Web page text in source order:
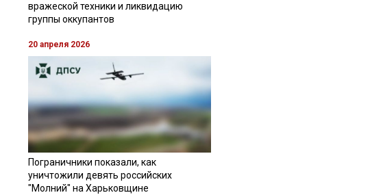
вражеской техники и ликвидацию
группы оккупантов
20 апреля 2026
Пограничники показали, как
уничтожили девять российских
"Молний" на Харьковщине